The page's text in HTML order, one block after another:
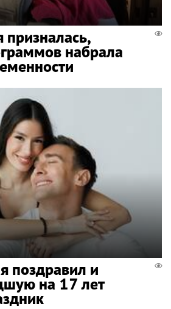
призналась,
набрала
поздравил и
на 17 лет